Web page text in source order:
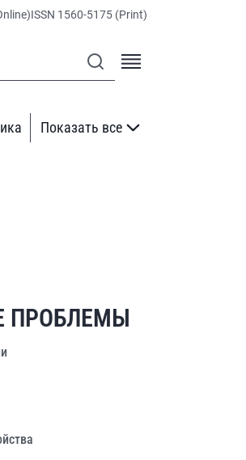
ISSN 1560-5175 (Print)
Показать все
ПРОБЛЕМЫ